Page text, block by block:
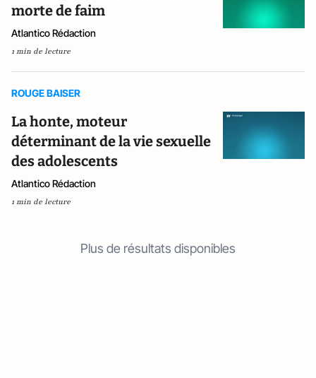
morte de faim
Atlantico Rédaction
1 min de lecture
ROUGE BAISER
La honte, moteur
déterminant de la vie sexuelle
des adolescents
Atlantico Rédaction
1 min de lecture
Plus de résultats disponibles